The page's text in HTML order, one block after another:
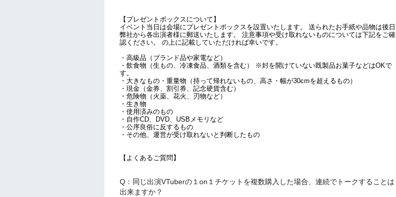
【プレゼントボックスについて】
イベント当日は会場にプレゼントボックスを設置いたします。 送られたお手紙や品物は後日
弊社から各出演者様に郵送いたします。 注意事項や受け取れないものについては下記をご確
認ください。 の上に記載していただければ幸いです。
・高級品（ブランド品や家電など）
・飲食物（生もの、冷凍食品、酒類を含む） ※封を開けていない既製品お菓子などはOKで
す。
・大きなもの・重量物（持って帰れないもの、高さ・幅が30cmを超えるもの）
・現金（金券、割引券、記念硬貨含む）
・危険物（火薬、花火、刃物など）
・生き物
・使用済みのもの
・自作CD、DVD、USBメモリなど
・公序良俗に反するもの
・その他、運営が受け取れないと判断したもの
【よくあるご質問】
Q：同じ出演VTuberの１on１チケットを複数購入した場合、連続でトークすることは
出来ますか？